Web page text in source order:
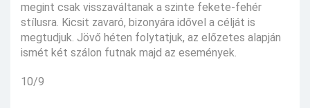
megint csak visszaváltanak a szinte fekete-fehér
stílusra. Kicsit zavaró, bizonyára idővel a célját is
megtudjuk. Jövő héten folytatjuk, az előzetes alapján
ismét két szálon futnak majd az események.
10/9